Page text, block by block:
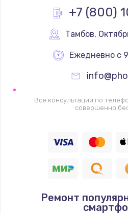
2745
Ремонт
+7 (800)
Тамбов,
Ежедневно с
Все консультации по
совершенно
Ремонт